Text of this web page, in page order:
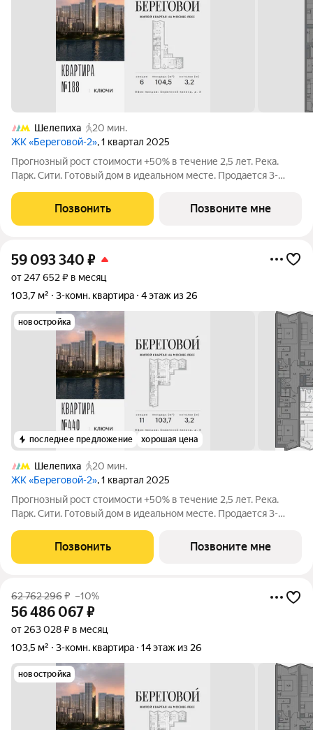
Шелепиха
20 мин.
ЖК «Береговой-2», 1 квартал 2025
Прогнозный рост стоимости +50% в течение 2,5 лет. Река.
Парк. Сити. Готовый дом в идеальном месте. Продается 3-
и видом на Москву-реку. Береговой - квартал-курорт в центре
столицы. Пешеходная
Позвонить Позвоните мне
59 093 340 ₽
от 247 652 ₽ в месяц
103,7 м²
3-комн. квартира 4 этаж из 26
новостройка
последнее предложение хорошая цена
Шелепиха
20 мин.
ЖК «Береговой-2», 1 квартал 2025
Прогнозный рост стоимости +50% в течение 2,5 лет. Река.
Парк. Сити. Готовый дом в идеальном месте. Продается 3-
и видом на школу. Береговой - квартал-курорт в центре
столицы. Пешеходная
Позвонить Позвоните мне
62 762 296₽ –10%
56 486 067₽
от 263 028 ₽ в месяц
103,5 м²
3-комн. квартира 14 этаж из 26
новостройка